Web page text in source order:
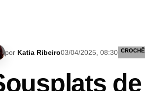
por Katia Ribeiro03/04/2025, 08:30 CROCHÊ